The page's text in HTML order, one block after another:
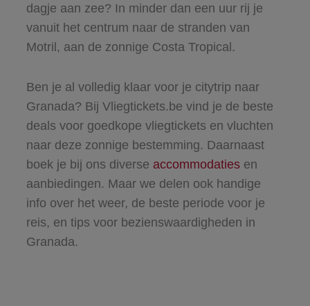
dagje aan zee? In minder dan een uur rij je
vanuit het centrum naar de stranden van
Motril, aan de zonnige Costa Tropical.
Ben je al volledig klaar voor je citytrip naar
Granada? Bij Vliegtickets.be vind je de beste
deals voor goedkope vliegtickets en vluchten
naar deze zonnige bestemming. Daarnaast
boek je bij ons diverse accommodatiesen
aanbiedingen. Maar we delen ook handige
info over het weer, de beste periode voor je
reis, en tips voor bezienswaardigheden in
Granada.